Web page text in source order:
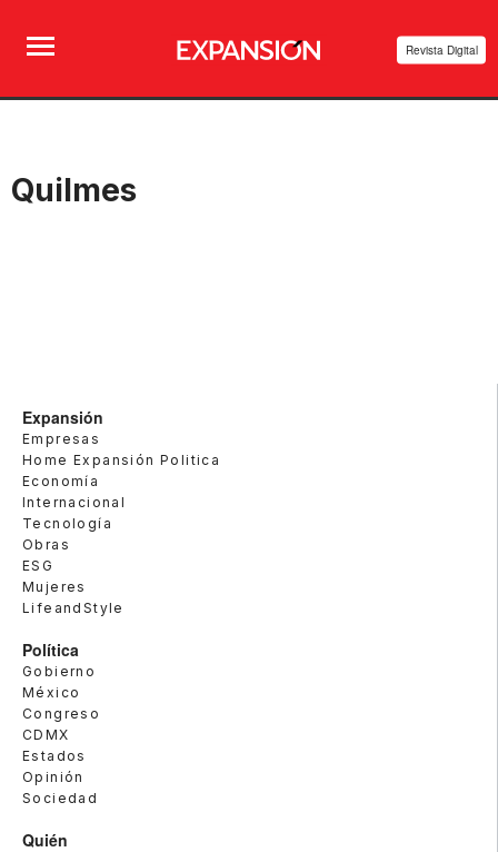
Revista Digital
Quilmes
Expansión
Empresas
Home Expansión Politica
Economía
Internacional
Tecnología
Obras
ESG
Mujeres
LifeandStyle
Política
Gobierno
México
Congreso
CDMX
Estados
Opinión
Sociedad
Quién